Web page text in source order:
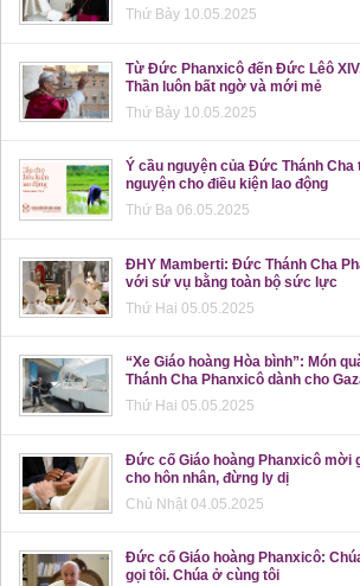
Thứ Bảy 10.05.2025
Từ Đức Phanxicô đến Đức Lêô
Thần luôn bất ngờ và mới mẻ
Thứ Bảy 10.05.2025
Ý cầu nguyện của Đức Thánh Cha
nguyện cho điều kiện lao động
Thứ Ba 06.05.2025
ĐHY Mamberti: Đức Thánh Cha
với sứ vụ bằng toàn bộ sức lực
Thứ Hai 05.05.2025
“Xe Giáo hoàng Hòa bình”: Món
Thánh Cha Phanxicô dành cho
Thứ Hai 05.05.2025
Đức cố Giáo hoàng Phanxicô mời
cho hôn nhân, đừng ly dị
Chủ Nhật 04.05.2025
Đức cố Giáo hoàng Phanxicô:
gọi tôi. Chúa ở cùng tôi